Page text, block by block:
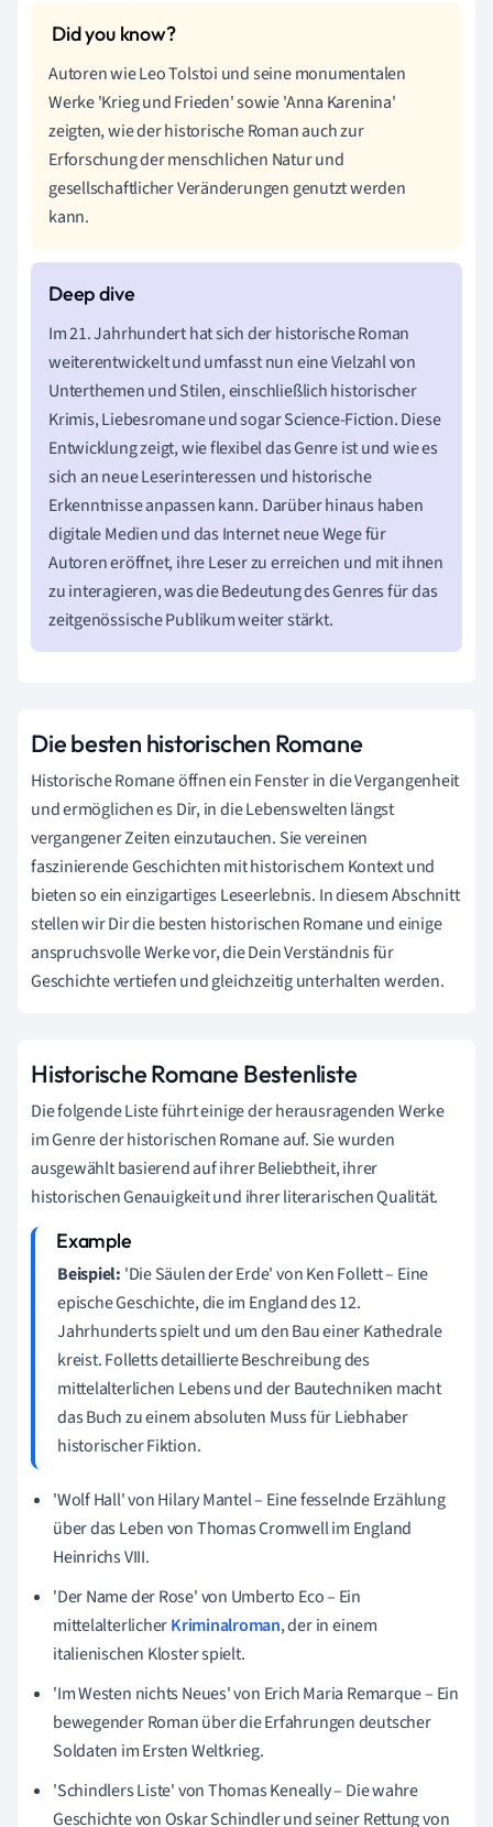
Autoren wie Leo Tolstoi und seine monumentalen
Werke 'Krieg und Frieden' sowie 'Anna Karenina'
zeigten, wie der historische Roman auch zur
Erforschung der menschlichen Natur und
gesellschaftlicher Veränderungen genutzt werden
kann.
Im 21. Jahrhundert hat sich der historische Roman
weiterentwickelt und umfasst nun eine Vielzahl von
Unterthemen und Stilen, einschließlich historischer
Krimis, Liebesromane und sogar Science-Fiction. Diese
Entwicklung zeigt, wie flexibel das Genre ist und wie es
sich an neue Leserinteressen und historische
Erkenntnisse anpassen kann. Darüber hinaus haben
digitale Medien und das Internet neue Wege für
Autoren eröffnet, ihre Leser zu erreichen und mit ihnen
zu interagieren, was die Bedeutung des Genres für das
zeitgenössische Publikum weiter stärkt.
Die besten historischen Romane
Historische Romane öffnen ein Fenster in die Vergangenheit
und ermöglichen es Dir, in die Lebenswelten längst
vergangener Zeiten einzutauchen. Sie vereinen
faszinierende Geschichten mit historischem Kontext und
bieten so ein einzigartiges Leseerlebnis. In diesem Abschnitt
stellen wir Dir die besten historischen Romane und einige
anspruchsvolle Werke vor, die Dein Verständnis für
Geschichte vertiefen und gleichzeitig unterhalten werden.
Historische Romane Bestenliste
Die folgende Liste führt einige der herausragenden Werke
im Genre der historischen Romane auf. Sie wurden
ausgewählt basierend auf ihrer Beliebtheit, ihrer
historischen Genauigkeit und ihrer literarischen Qualität.
Beispiel: 'Die Säulen der Erde' von Ken Follett – Eine
epische Geschichte, die im England des 12.
Jahrhunderts spielt und um den Bau einer Kathedrale
kreist. Folletts detaillierte Beschreibung des
mittelalterlichen Lebens und der Bautechniken macht
das Buch zu einem absoluten Muss für Liebhaber
historischer Fiktion.
'Wolf Hall' von Hilary Mantel – Eine fesselnde Erzählung
über das Leben von Thomas Cromwell im England
Heinrichs VIII.
'Der Name der Rose' von Umberto Eco – Ein
mittelalterlicherKriminalroman, der in einem
italienischen Kloster spielt.
'Im Westen nichts Neues' von Erich Maria Remarque – Ein
bewegender Roman über die Erfahrungen deutscher
Soldaten im Ersten Weltkrieg.
'Schindlers Liste' von Thomas Keneally – Die wahre
Geschichte von Oskar Schindler und seiner Rettung von